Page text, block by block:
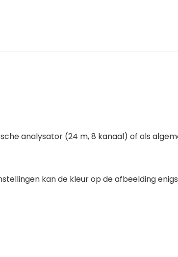
analysator (24 m, 8 kanaal) of als
kan de kleur op de afbeelding